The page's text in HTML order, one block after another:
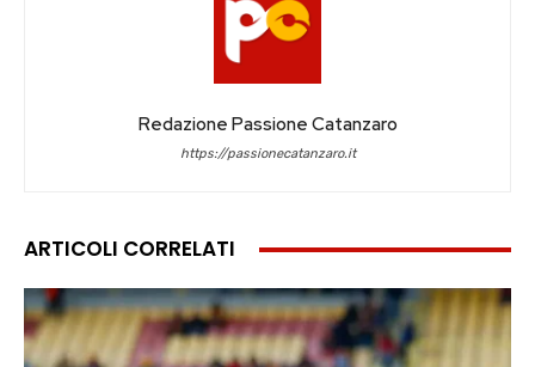
Redazione Passione Catanzaro
https://passionecatanzaro.it
ARTICOLI CORRELATI